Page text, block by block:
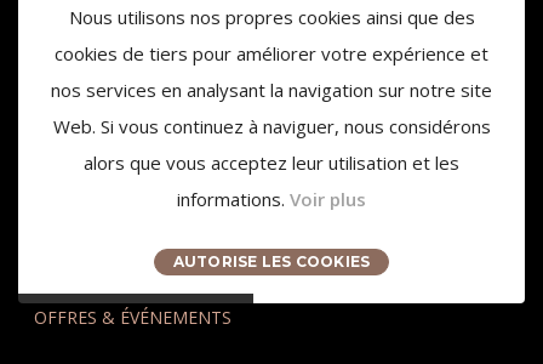
OFFRES & ÉVÉNEMENTS
Nous utilisons nos propres cookies ainsi que des
cookies de tiers pour améliorer votre expérience et
nos services en analysant la navigation sur notre site
Web. Si vous continuez à naviguer, nous considérons
alors que vous acceptez leur utilisation et les
informations. Voir plus
AUTORISE LES COOKIES
© 2020 Château de la Gaude - Tous droits réservés
consommez avec modération.